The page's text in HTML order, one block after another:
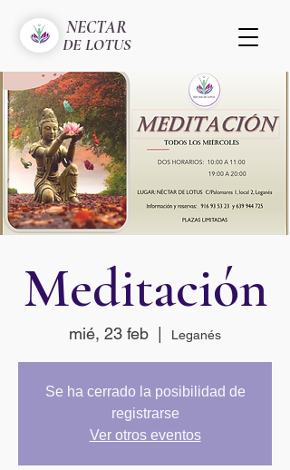
NECTAR
DE LOTUS
Meditación
mié, 23 feb Leganés
Se ha cerrado la posibilidad de
registrarse
Ver otros eventos